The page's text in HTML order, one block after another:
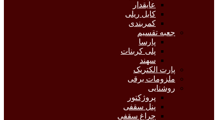
عایقدار
کابل ریلی
کمربندی
جعبه تقسیم
پارسا
پلی کربنات
سهند
پارت الکتریک
ملزومات برقی
روشنایی
پروژکتور
پنل سقفی
چراغ سقفی